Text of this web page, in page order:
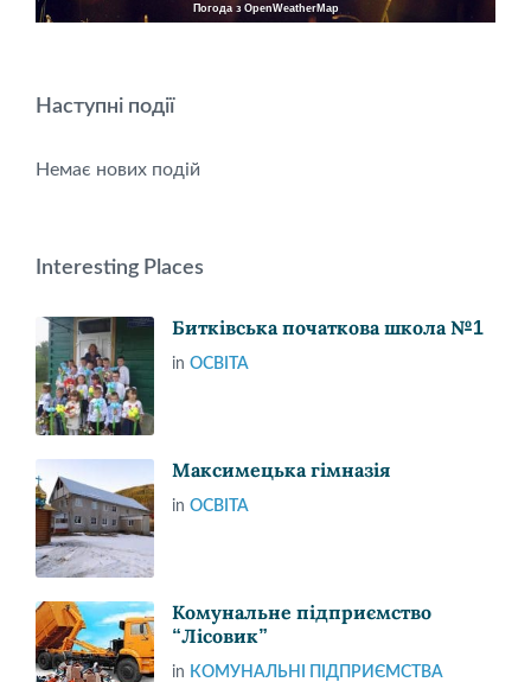
Погода з OpenWeatherMap
Наступні події
Немає нових подій
Interesting Places
Битківська початкова школа №1
in ОСВІТА
Максимецька гімназія
in ОСВІТА
Комунальне підприємство
“Лісовик”
in КОМУНАЛЬНІ ПІДПРИЄМСТВА